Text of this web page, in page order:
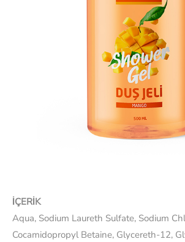
İÇERİK
Aqua, Sodium Laureth Sulfate, Sodium
Cocamidopropyl Betaine, Glycereth-12,